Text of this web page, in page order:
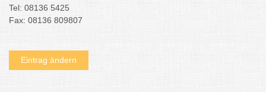
Tel: 08136 5425
Fax: 08136 809807
Eintrag ändern